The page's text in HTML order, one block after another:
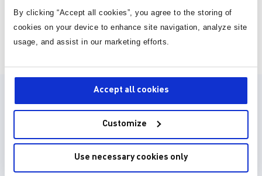
By clicking “Accept all cookies”, you agree to the storing of
cookies on your device to enhance site navigation, analyze site
usage, and assist in our marketing efforts.
Accept all cookies
Customize
Use necessary cookies only
页面 1 为 25
MPSmart Model